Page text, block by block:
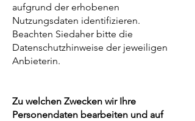
aufgrund der erhobenen
Nutzungsdaten identifizieren.
Beachten Siedaher bitte die
Datenschutzhinweise der jeweiligen
Anbieterin.
Zu welchen Zwecken wir Ihre
Personendaten bearbeiten und auf